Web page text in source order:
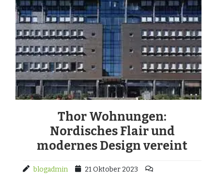
Thor Wohnungen:
Nordisches Flair und
modernes Design vereint
blogadmin 21 Oktober 2023